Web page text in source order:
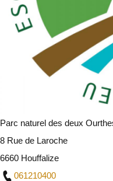
Parc naturel des deux
8 Rue de Laroche
6660 Houffalize
061210400